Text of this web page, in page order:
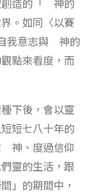
創造的「 神的
。如同〈以賽
我意志與 神的
點來看度，而
下後，會以靈
短七八十年的
神、度過信仰
靈的生活，跟
」的期間中，